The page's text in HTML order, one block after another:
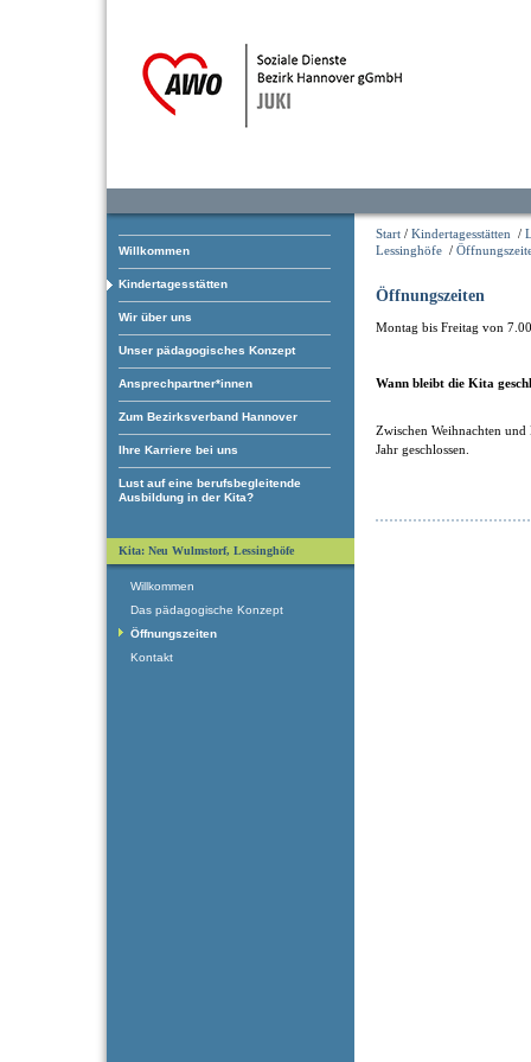
Willkommen
Kindertagesstätten
Wir über uns
Unser pädagogisches Konzept
Ansprechpartner*innen
Zum Bezirksverband Hannover
Ihre Karriere bei uns
Lust auf eine berufsbegleitende
Ausbildung in der Kita?
Start / Kindertagesstätten /
Lessinghöfe /
Öffnungszeiten
Montag bis Freitag von
Wann bleibt die Kita
Zwischen Weihnachten
Jahr geschlossen.
Kita: Neu Wulmstorf, Lessinghöfe
Willkommen
Das pädagogische Konzept
Öffnungszeiten
Kontakt